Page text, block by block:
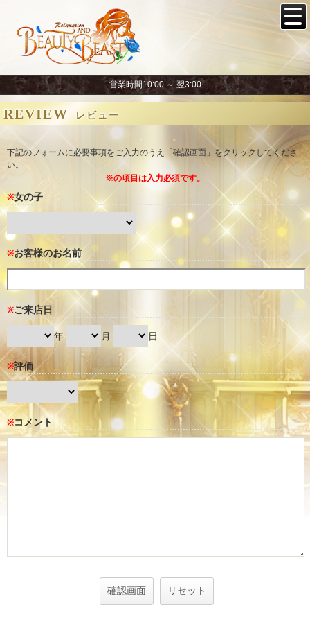
営業時間10:00 ～ 翌3:00
REVIEW レビュー
下記のフォームに必要事項をご入力のうえ「確認画面」をクリックしてくださ
い。
※の項目は入力必須です。
※女の子
※お客様のお名前
※ご来店日
年 月 日
※評価
※コメント